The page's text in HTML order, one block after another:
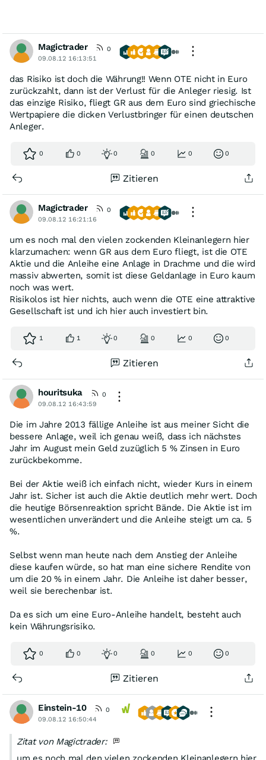
Magictrader
0
09.08.12 16:13:51
das Risiko ist doch die Währung!! Wenn OTE nicht in Euro
zurückzahlt, dann ist der Verlust für die Anleger riesig. Ist
das einzige Risiko, fliegt GR aus dem Euro sind griechische
Wertpapiere die dicken Verlustbringer für einen deutschen
Anleger.
0 0 0 0 0 0
Zitieren
Magictrader
0
09.08.12 16:21:16
um es noch mal den vielen zockenden Kleinanlegern hier
klarzumachen: wenn GR aus dem Euro fliegt, ist die OTE
Aktie und die Anleihe eine Anlage in Drachme und die wird
massiv abwerten, somit ist diese Geldanlage in Euro kaum
noch was wert.
Risikolos ist hier nichts, auch wenn die OTE eine attraktive
Gesellschaft ist und ich hier auch investiert bin.
1 1 0 0 0 0
Zitieren
houritsuka
0
09.08.12 16:43:59
Die im Jahre 2013 fällige Anleihe ist aus meiner Sicht die
bessere Anlage, weil ich genau weiß, dass ich nächstes
Jahr im August mein Geld zuzüglich 5 % Zinsen in Euro
zurückbekomme.
Bei der Aktie weiß ich einfach nicht, wieder Kurs in einem
Jahr ist. Sicher ist auch die Aktie deutlich mehr wert. Doch
die heutige Börsenreaktion spricht Bände. Die Aktie ist im
wesentlichen unverändert und die Anleihe steigt um ca. 5
%.
Selbst wenn man heute nach dem Anstieg der Anleihe
diese kaufen würde, so hat man eine sichere Rendite von
um die 20 % in einem Jahr. Die Anleihe ist daher besser,
weil sie berechenbar ist.
Da es sich um eine Euro-Anleihe handelt, besteht auch
kein Währungsrisiko.
0 0 0 0 0 0
Zitieren
Einstein-10
0
09.08.12 16:50:44
Zitat von Magictrader: